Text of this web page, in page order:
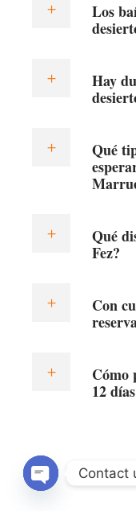
Los
Hay
Qué
Qué
Fez?
Con
Cómo
12
Contact